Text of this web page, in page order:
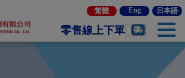
繁體 Eng 日本語
零售線上下單